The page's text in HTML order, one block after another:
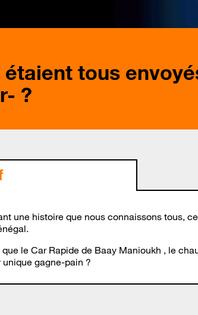
tous
?
une histoire que nous connaissons tous,
que le Car Rapide de Baay Manioukh , le
gagne-pain ?